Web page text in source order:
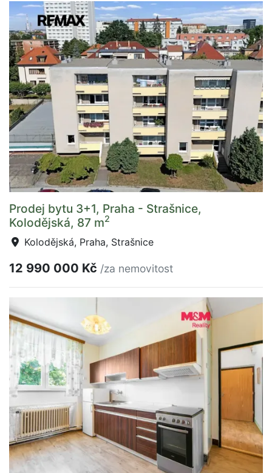
Prodej bytu 3+1, Praha - Strašnice,
Kolodějská, 87 m2
Kolodějská, Praha, Strašnice
12 990 000 Kč /za nemovitost